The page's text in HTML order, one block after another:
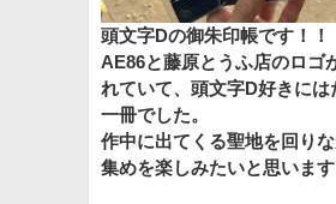
頭文字Dの御朱印帳です！！
AE86と藤原とうふ店のロゴ
れていて、頭文字D好きには
一冊でした。
作中に出てくる聖地を回り
集めを楽しみたいと思います